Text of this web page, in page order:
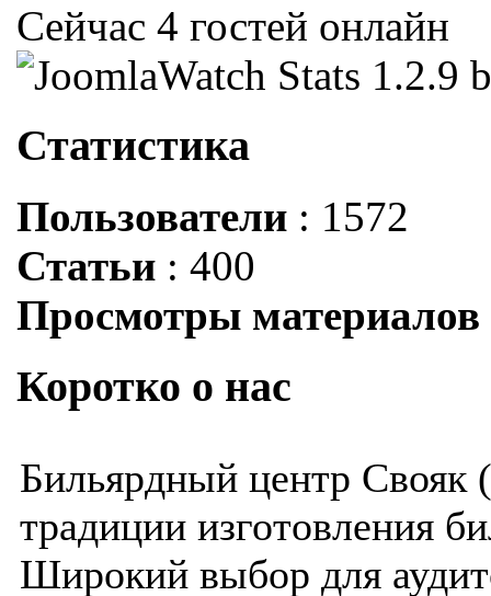
Сейчас 4 гостей онлайн
Статистика
Пользователи : 1572
Статьи : 400
Просмотры материалов
Коротко о нас
Бильярдный центр Свояк
традиции изготовления
Широкий выбор для